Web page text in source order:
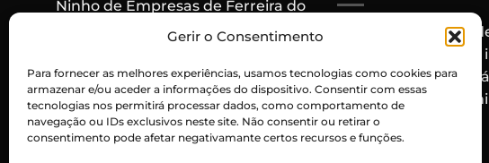
Gerir o Consentimento
Para fornecer as melhores experiências, usamos tecnologias como cookies para
armazenar e/ou aceder a informações do dispositivo. Consentir com essas
tecnologias nos permitirá processar dados, como comportamento de
navegação ou IDs exclusivos neste site. Não consentir ou retirar o
consentimento pode afetar negativamante certos recursos e funções.
Ninho de Empresas de Ferreira do
Contacto:915 256 550
Chamada para rede móvel
nacional
Em caso de rotura
algum produto que
cabaz, o mesmo
por um produto